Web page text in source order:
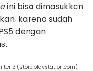
ini bisa dimasukkan
karena sudah
dengan
3 (store.playstation.com)